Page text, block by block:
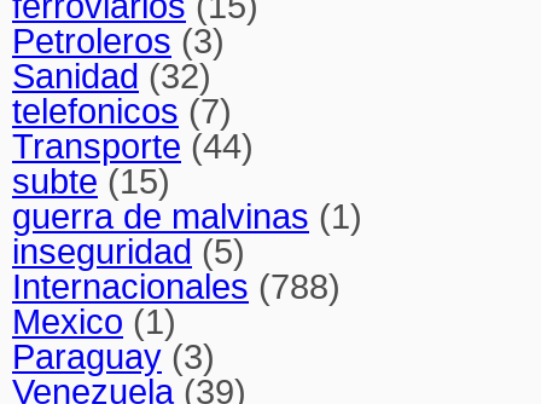
Petroleros (3)
Sanidad (32)
telefonicos (7)
Transporte (44)
subte (15)
guerra de malvinas (1)
inseguridad (5)
Internacionales (788)
Mexico (1)
Paraguay (3)
Venezuela(39)